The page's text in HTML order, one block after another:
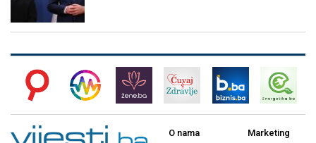
O nama
Marketing